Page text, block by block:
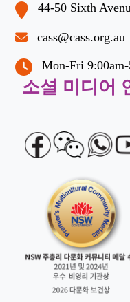
44-50 Sixth
cass@cass.org.au
Mon-Fri
소셜 미디어